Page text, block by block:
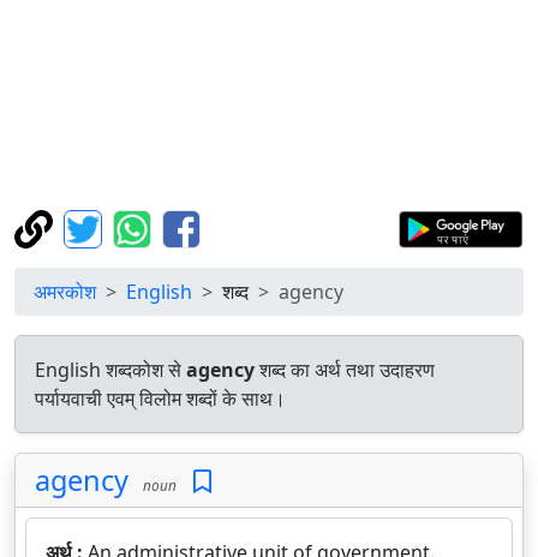
अमरकोश English शब्द agency
English शब्दकोश सेagencyशब्द का अर्थ तथा उदाहरण
पर्यायवाची एवम् विलोम शब्दों के साथ।
agency noun